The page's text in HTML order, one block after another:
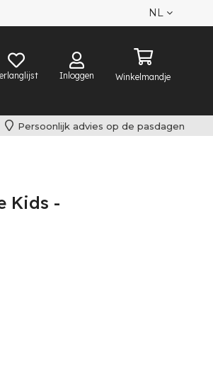
NL
Inloggen Winkelmandje
Persoonlijk advies op de pasdagen
Kids -